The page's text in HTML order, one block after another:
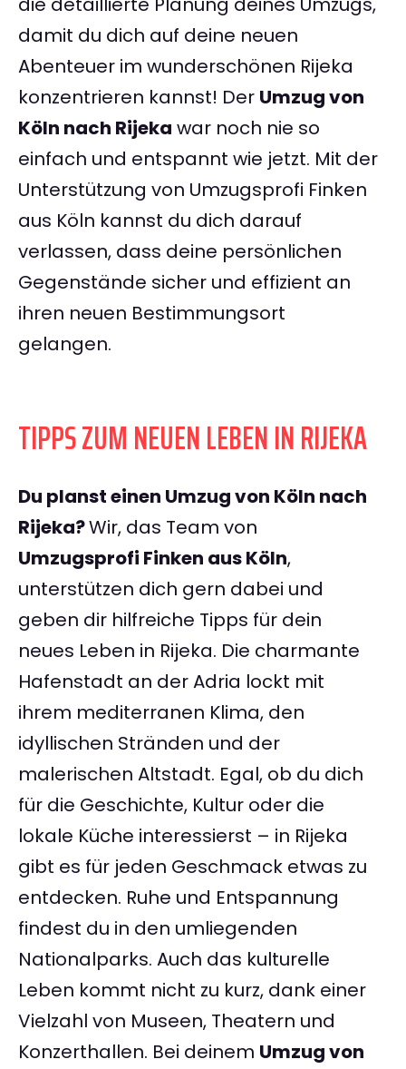
damit du dich auf deine neuen
Abenteuer im wunderschönen Rijeka
konzentrieren kannst! Der Umzug von
Köln nach Rijeka war noch nie so
einfach und entspannt wie jetzt. Mit der
Unterstützung von Umzugsprofi Finken
aus Köln kannst du dich darauf
verlassen, dass deine persönlichen
Gegenstände sicher und effizient an
ihren neuen Bestimmungsort
gelangen.
TIPPS ZUM NEUEN LEBEN IN RIJEKA
Du planst einen Umzug von Köln nach
Rijeka?Wir, das Team von
Umzugsprofi Finken aus Köln,
unterstützen dich gern dabei und
geben dir hilfreiche Tipps für dein
neues Leben in Rijeka. Die charmante
Hafenstadt an der Adria lockt mit
ihrem mediterranen Klima, den
idyllischen Stränden und der
malerischen Altstadt. Egal, ob du dich
für die Geschichte, Kultur oder die
lokale Küche interessierst – in Rijeka
gibt es für jeden Geschmack etwas zu
entdecken. Ruhe und Entspannung
findest du in den umliegenden
Nationalparks. Auch das kulturelle
Leben kommt nicht zu kurz, dank einer
Vielzahl von Museen, Theatern und
Konzerthallen. Bei deinem Umzug von